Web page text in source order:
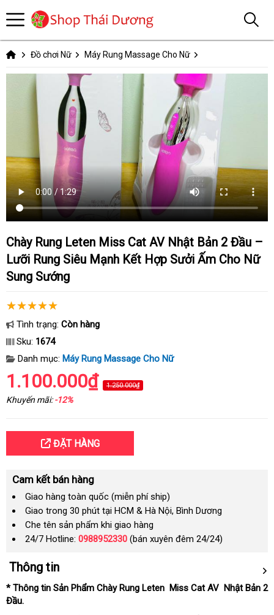
Đồ chơi Nữ Máy Rung Massage Cho Nữ
Chày Rung Leten Miss Cat AV Nhật Bản 2 Đầu –
Lưỡi Rung Siêu Mạnh Kết Hợp Sưởi Ấm Cho Nữ
Sung Sướng
Tình trạng: Còn hàng
Sku: 1674
Danh mục: Máy Rung Massage Cho Nữ
1.100.000₫ 1.250.000₫
Khuyến mãi:-12%
ĐẶT HÀNG
Cam kết bán hàng
Giao hàng toàn quốc (miễn phí ship)
Giao trong 30 phút tại HCM & Hà Nội, Bình Dương
Che tên sản phẩm khi giao hàng
24/7 Hotline: 0988952330 (bán xuyên đêm 24/24)
Thông tin
* Thông tin Sản Phẩm Chày Rung Leten Miss Cat AV Nhật Bản 2
Đầu.